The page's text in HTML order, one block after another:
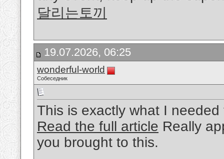
달리는토끼
19.07.2026, 06:25
wonderful-world
Собеседник
This is exactly what I
Read the full article Really
you brought to this.